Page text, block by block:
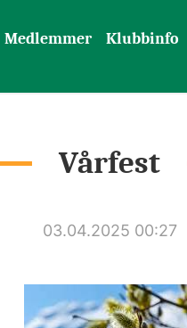
Medlemmer Klubbinfo
Vårfest
03.04.2025 00:27